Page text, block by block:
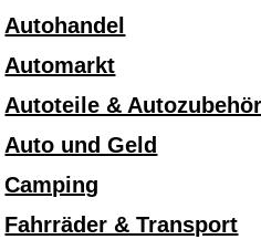
Autohandel
Automarkt
Autoteile & Autozubehör
Auto und Geld
Camping
Fahrräder & Transport